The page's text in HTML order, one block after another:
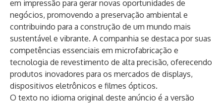
em impressão para gerar novas oportunidades de
negócios, promovendo a preservação ambiental e
contribuindo para a construção de um mundo mais
sustentável e vibrante. A companhia se destaca por suas
competências essenciais em microfabricação e
tecnologia de revestimento de alta precisão, oferecendo
produtos inovadores para os mercados de displays,
dispositivos eletrônicos e filmes ópticos.
O texto no idioma original deste anúncio é a versão